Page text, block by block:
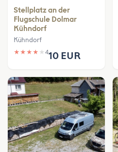
Stellplatz an der
Flugschule Dolmar
Kühndorf
Kühndorf
★ ★ ★ ★ ★ 410 EUR